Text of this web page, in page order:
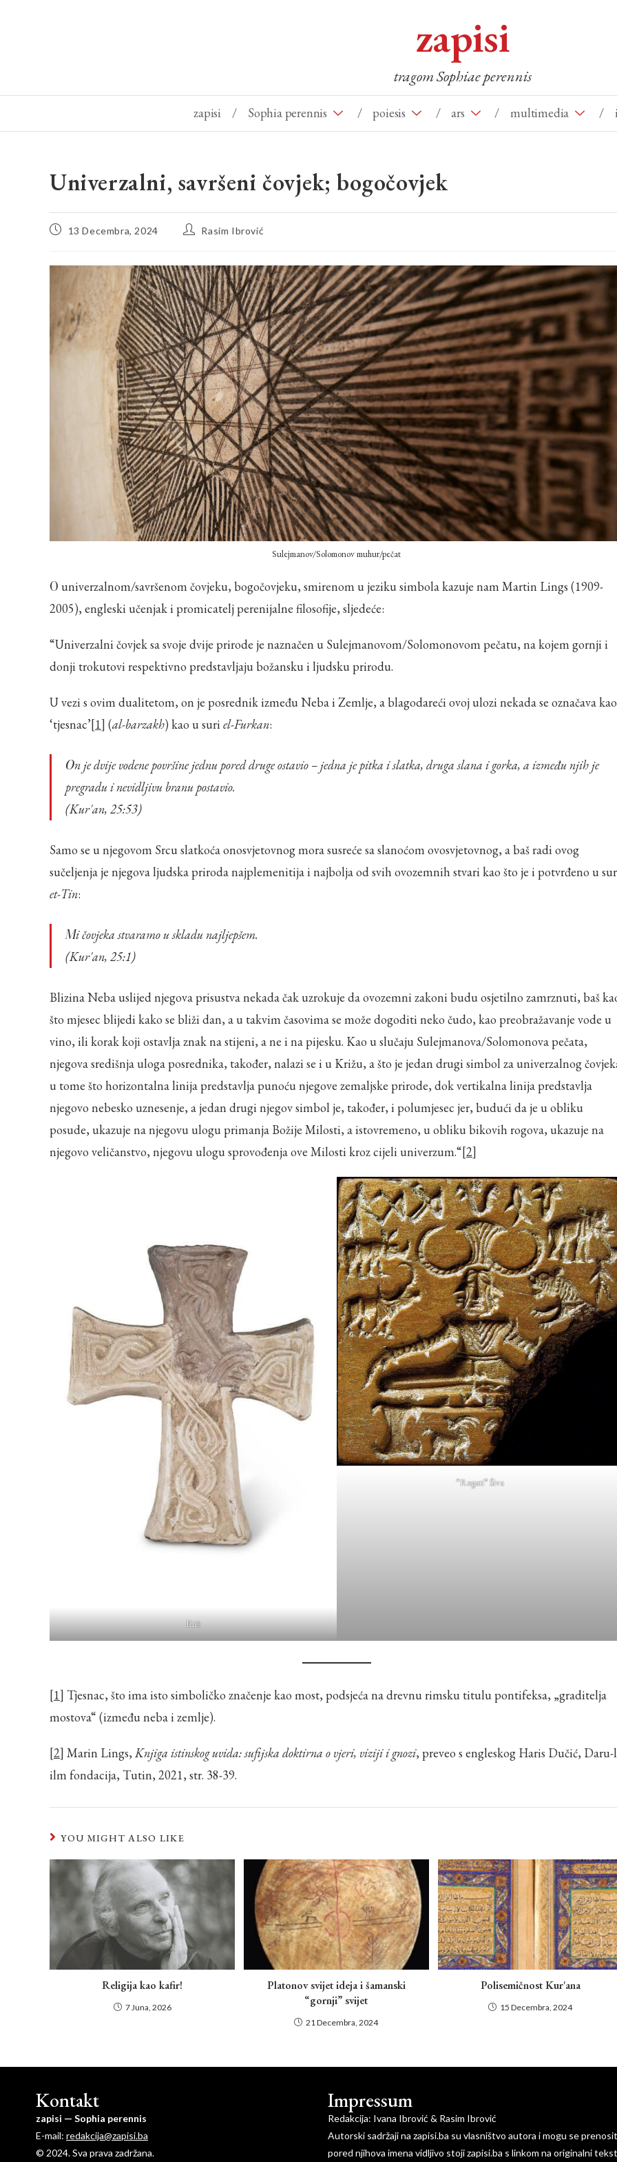
zapisi
tragom Sophiae perennis
zapisi / Sophia perennis / poiesis / ars / multimedia /
Univerzalni, savršeni čovjek; bogočovjek
13 Decembra, 2024 Rasim Ibrović
Sulejmanov/Solomonov muhur/pečat
O univerzalnom/savršenom čovjeku, bogočovjeku, smirenom u jeziku simbola kazuje nam Martin Lings (1909-
2005), engleski učenjak i promicatelj perenijalne filosofije, sljedeće:
“Univerzalni čovjek sa svoje dvije prirode je naznačen u Sulejmanovom/Solomonovom pečatu, na kojem gornji i
donji trokutovi respektivno predstavljaju božansku i ljudsku prirodu.
U vezi s ovim dualitetom, on je posrednik između Neba i Zemlje, a blagodareći ovoj ulozi nekada se označava kao
‘tjesnac’[1] (al-barzakh) kao u suri el-Furkan:
On je dvije vodene površine jednu pored druge ostavio – jedna je pitka i slatka, druga slana i gorka, a između njih je
pregradu i nevidljivu branu postavio.
(Kur'an, 25:53)
Samo se u njegovom Srcu slatkoća onosvjetovnog mora susreće sa slanoćom ovosvjetovnog, a baš radi ovog
sučeljenja je njegova ljudska priroda najplemenitija i najbolja od svih ovozemnih stvari kao što je i potvrđeno u
et-Tin:
Mi čovjeka stvaramo u skladu najljepšem.
(Kur'an, 25:1)
Blizina Neba uslijed njegova prisustva nekada čak uzrokuje da ovozemni zakoni budu osjetilno zamrznuti, baš
što mjesec blijedi kako se bliži dan, a u takvim časovima se može dogoditi neko čudo, kao preobražavanje vode u
vino, ili korak koji ostavlja znak na stijeni, a ne i na pijesku. Kao u slučaju Sulejmanova/Solomonova pečata,
njegova središnja uloga posrednika, također, nalazi se i u Križu, a što je jedan drugi simbol za univerzalnog
u tome što horizontalna linija predstavlja punoću njegove zemaljske prirode, dok vertikalna linija predstavlja
njegovo nebesko uznesenje, a jedan drugi njegov simbol je, također, i polumjesec jer, budući da je u obliku
posude, ukazuje na njegovu ulogu primanja Božije Milosti, a istovremeno, u obliku bikovih rogova, ukazuje na
njegovo veličanstvo, njegovu ulogu sprovođenja ove Milosti kroz cijeli univerzum.“[2]
Križ
“Rogati” Šiva
[1] Tjesnac, što ima isto simboličko značenje kao most, podsjeća na drevnu rimsku titulu pontifeksa, „graditelja
mostova“ (između neba i zemlje).
[2] Marin Lings, Knjiga istinskog uvida: sufijska doktirna o vjeri, viziji i gnozi, preveo s engleskog Haris Dučić, Daru-
ilm fondacija, Tutin, 2021, str. 38-39.
YOU MIGHT ALSO LIKE
Religija kao kafir!
7 Juna, 2026
Platonov svijet ideja i šamanski
“gornji” svijet
21 Decembra, 2024
Polisemičnost Kur'ana
15 Decembra, 2024
Kontakt
zapisi — Sophia perennis
E-mail: redakcija@zapisi.ba
© 2024. Sva prava zadržana.
Impressum
Redakcija: Ivana Ibrović & Rasim Ibrović
Autorski sadržaji na zapisi.ba su vlasništvo autora i mogu se
pored njihova imena vidljivo stoji zapisi.ba s linkom na originalni